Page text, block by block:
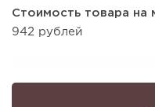
Стоимость товара на
942 рублей